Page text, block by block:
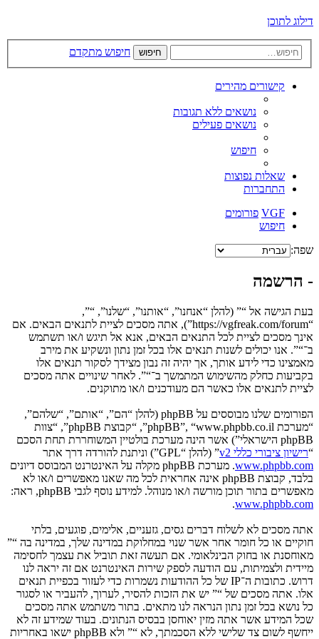
דילוג לתוכן
חיפוש חיפוש מתקדם
קישורים מהירים
נושאים ללא תגובות
נושאים פעילים
חיפוש
שאלות נפוצות
התחברות
VGF פורומים
חיפוש
שפה:
- הרשמה
בעת הגישה אל “” (להלן “אנחנו”, “אותנו”, “שלנו”, “”,
“https://vgfreak.com/forum”), אתה מסכים לציית לתנאים הבאים. אם
אינך מסכים לציית לכל התנאים הבאים, אנא אל תיגש ו/או תשתמש
ב־“”. אנו יכולים לשנות תנאים אלו בכל זמן נתון ונשקיע את מירב
מאמצינו כדי לידע אותך, אך יהיה זה נבון מצידך לסקור תנאים אלו
בקביעות כחלק מהשימוש המתמשך ב־“”. לאחר שינויים אתה מסכים
לציית לתנאים אלו כאשר הם מעודכנים ו/או מתוקנים.
הפורומים שלנו מבוססים על phpBB (להלן “הם”, “אותם”, “שלהם”,
“מערכת phpBB”, “www.phpbb.co.il”, “קבוצת phpBB”, “צוות
phpBB הישראלי”) אשר הינה מערכת בולטיין המשוחררת תחת הסכם
“רישיון ציבורי כללי v2
” (להלן “GPL”) וניתנת להורדה דרך אתר
www.phpbb.com
. מערכת phpBB מקלה על האינטרנט המבוסס דיונים
בלבד, קבוצת phpBB אינה אחראית לכל מה שאנו מאפשרים ו/או לא
מאפשרים בתור תוכן מורשה ו/או מנוהל. למידע נוסף לגבי phpBB, ראה:
www.phpbb.com
.
אתה מסכים לא לשלוח דברים גסים, גזעניים, אלימים, פוגעים, בלתי
חוקיים או כל חומר אחר אשר שנוי במחלוקת במדינה שלך, במדינה בה “”
מאוחסנת או בחוק הבינלאומי. אם תעשה זאת תוביל את עצמך לחסימה
מיידית ולצמיתות, עם הודעה לספק שירות האינטרנט אם זה יראה לנו
דרוש. כתובות ה־IP של כל ההודעות נשמרות כדי לעזור בכפיית תנאים
אלו. אתה מסכים של “” יש את הזכות להסיר, לערוך, להעביר או לסגור
כל נושא בכל זמן נתון הנראה לנו מתאים. בתור משתמש אתה מסכים
שכל המידע אשר אתה מזין יאוחסן בבסיס הנתונים. בעוד שמידע זה לא
ייחשף לשום צד שלישי ללא הסכמתך, לא “” ולא phpBB ישאו באחריות